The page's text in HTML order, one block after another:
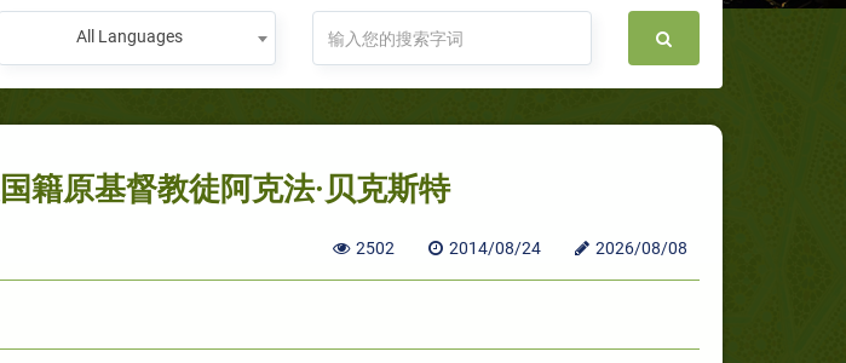
All Languages
籍原基督教徒阿克法·贝克斯特
2502 2014/08/24 2026/08/08